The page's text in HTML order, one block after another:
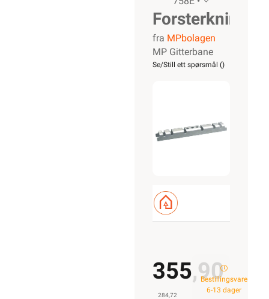
Forsterkning
300-
400mm
758E
fra MPbolagen
MP Gitterbane
Se/Still ett spørsmål ()
355,90
284,72
Bestillingsvare
6-13 dager